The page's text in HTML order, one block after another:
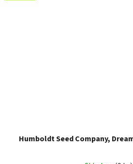
Humboldt Seed Company,